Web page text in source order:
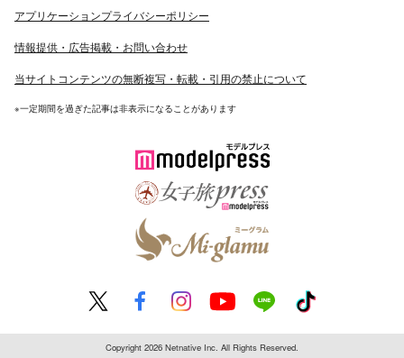
アプリケーションプライバシーポリシー
情報提供・広告掲載・お問い合わせ
当サイトコンテンツの無断複写・転載・引用の禁止について
※一定期間を過ぎた記事は非表示になることがあります
Copyright 2026 Netnative Inc. All Rights Reserved.